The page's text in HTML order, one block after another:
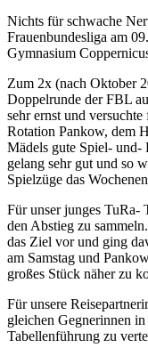
Nichts für schwache
Frauenbundesliga am
Gymnasium
Zum 2x (nach Oktober
Doppelrunde der FBL
sehr ernst und
Rotation Pankow, dem
Mädels gute Spiel- und-
gelang sehr gut und so
Spielzüge das
Für unser junges TuRa-
den Abstieg zu
das Ziel vor und ging
am Samstag und
großes Stück näher zu
Für unsere
gleichen Gegnerinnen
Tabellenführung zu